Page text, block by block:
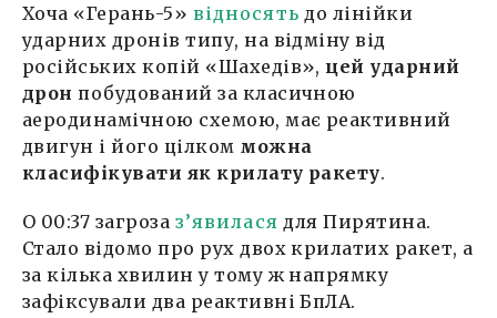
Хоча «Герань-5» відносять до лінійки
ударних дронів типу, на відміну від
російських копій «Шахедів», цей ударний
дрон побудований за класичною
аеродинамічною схемою, має реактивний
двигун і його цілком можна
класифікувати як крилату ракету.
О 00:37 загроза з’явилася для Пирятина.
Стало відомо про рух двох крилатих ракет, а
за кілька хвилин у тому ж напрямку
зафіксували два реактивні БпЛА.